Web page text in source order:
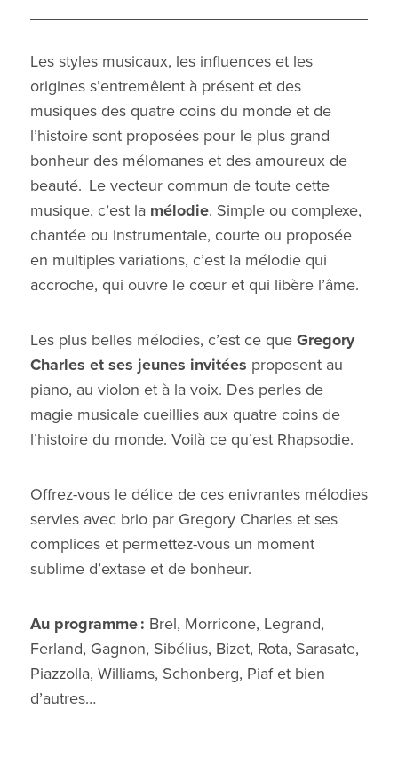
Les styles musicaux, les influences et les
origines s’entremêlent à présent et des
musiques des quatre coins du monde et de
l’histoire sont proposées pour le plus grand
bonheur des mélomanes et des amoureux de
beauté. Le vecteur commun de toute cette
musique, c’est la mélodie. Simple ou complexe,
chantée ou instrumentale, courte ou proposée
en multiples variations, c’est la mélodie qui
accroche, qui ouvre le cœur et qui libère l’âme.
Les plus belles mélodies, c’est ce que Gregory
Charles et ses jeunes invitées proposent au
piano, au violon et à la voix. Des perles de
magie musicale cueillies aux quatre coins de
l’histoire du monde. Voilà ce qu’est Rhapsodie.
Offrez-vous le délice de ces enivrantes mélodies
servies avec brio par Gregory Charles et ses
complices et permettez-vous un moment
sublime d’extase et de bonheur.
Au programme : Brel, Morricone, Legrand,
Ferland, Gagnon, Sibélius, Bizet, Rota, Sarasate,
Piazzolla, Williams, Schonberg, Piaf et bien
d’autres…